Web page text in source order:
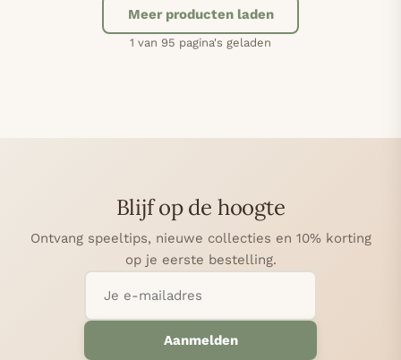
Meer producten laden
1 van 95 pagina's geladen
Blijf op de hoogte
Ontvang speeltips, nieuwe collecties en 10% korting
op je eerste bestelling.
Aanmelden